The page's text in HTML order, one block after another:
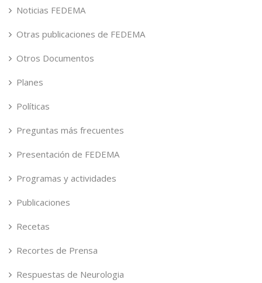
Noticias FEDEMA
Otras publicaciones de FEDEMA
Otros Documentos
Planes
Políticas
Preguntas más frecuentes
Presentación de FEDEMA
Programas y actividades
Publicaciones
Recetas
Recortes de Prensa
Respuestas de Neurologia